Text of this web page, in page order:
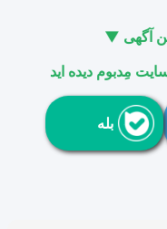
آگهی ▼
مِدبوم دیده اید
بله